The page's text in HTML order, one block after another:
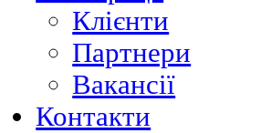
Клієнти
Партнери
Вакансії
Контакти